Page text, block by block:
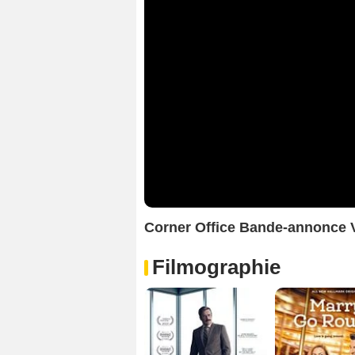
Corner Office Bande-annonce
Filmographie